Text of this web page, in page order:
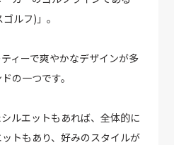
ルフ)」。
ィーで爽やかなデザインが多
の一つです。
ルエットもあれば、全体的に
トもあり、好みのスタイルが